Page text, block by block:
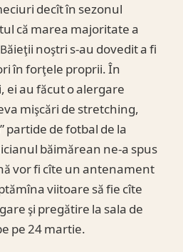
decît în sezonul
că marea majoritate a
noştri s-au dovedit a fi
în forţele proprii. În
au făcut o alergare
mişcări de stretching,
partide de fotbal de la
băimărean ne-a spus
vor fi cîte un antenament
viitoare să fie cîte
şi pregătire la sala de
pe 24 martie.